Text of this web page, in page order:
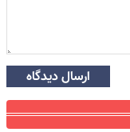
ارسال دیدگاه